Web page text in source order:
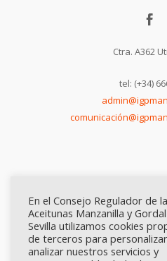
Ctra. A362
tel: (+34)
En el Consejo Regulador de
Aceitunas Manzanilla y
Sevilla utilizamos cookies
de terceros para
analizar nuestros servicios y